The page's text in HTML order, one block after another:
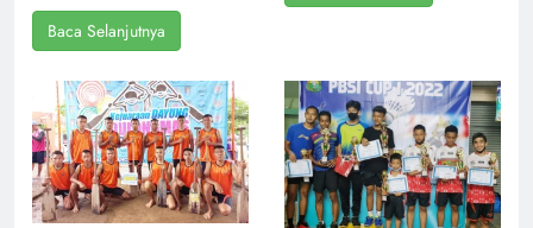
Baca Selanjutnya